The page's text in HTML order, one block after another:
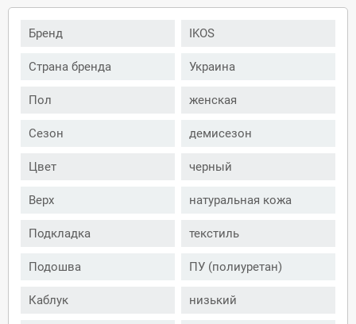
Бренд IKOS
Страна бренда Украина
Пол женская
Сезон демисезон
Цвет черный
Верх натуральная кожа
Подкладка текстиль
Подошва ПУ (полиуретан)
Каблук низький